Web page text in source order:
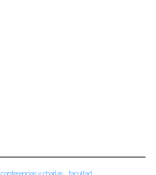
conferencias y charlas
facultad